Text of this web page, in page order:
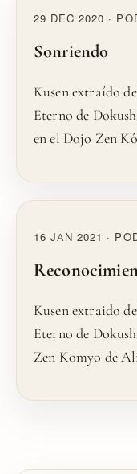
29 DEC 2020 ·
Sonriendo
Kusen extraído
Eterno de
en el Dojo Zen
16 JAN 2021 ·
Kusen extraido
Eterno de
Zen Komyo de